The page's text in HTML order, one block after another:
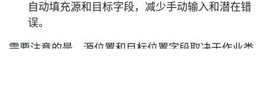
自动填充源和目标字段，减少手动输入和潜在错
误。
需要注意的是，源位置和目标位置字段取决于作业类